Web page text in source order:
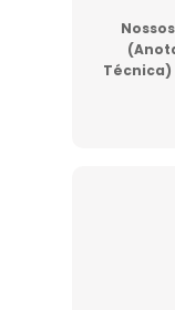
Técnica)